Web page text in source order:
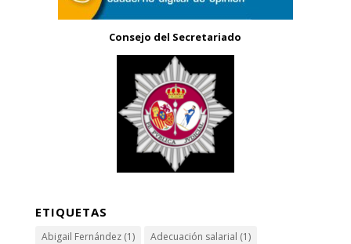
Consejo del Secretariado
ETIQUETAS
Abigail Fernández(1) Adecuación salarial (1)